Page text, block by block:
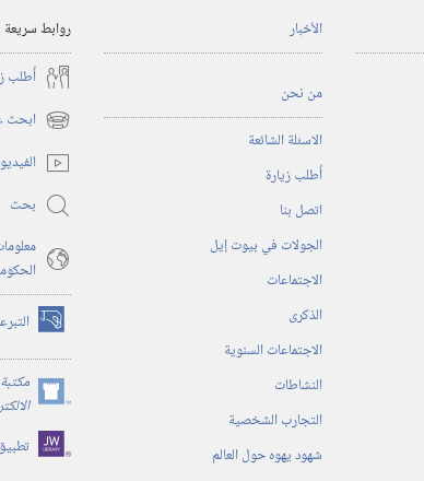
الأخبار
من نحن
الاسئلة الشائعة
أُطلب زيارة
اتصل بنا
الجولات في بيوت إيل
الاجتماعات
الذكرى
الاجتماعات السنوية
النشاطات
التجارب الشخصية
شهود يهوه حول العالم
روابط سريعة
أُطلب
ابحث (يفتح
نافذة
بحث
(يفتح
نافذة
جديدة)
(يفتح
نافذة
جديدة)